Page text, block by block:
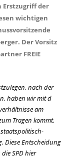
Erstzugriff der
wichtigen
Der Vorsitz
FREIE
nach der
haben wir mit d
am
Tragen kommt.
Diese Entscheidung
SPD hier